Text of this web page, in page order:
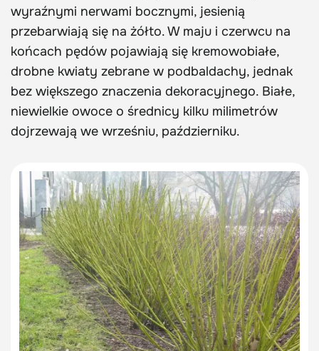
wyraźnymi nerwami bocznymi, jesienią
przebarwiają się na żółto. W maju i czerwcu na
końcach pędów pojawiają się kremowobiałe,
drobne kwiaty zebrane w podbaldachy, jednak
bez większego znaczenia dekoracyjnego. Białe,
niewielkie owoce o średnicy kilku milimetrów
dojrzewają we wrześniu, październiku.